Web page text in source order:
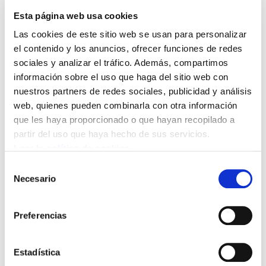
Esta página web usa cookies
Las cookies de este sitio web se usan para personalizar
el contenido y los anuncios, ofrecer funciones de redes
sociales y analizar el tráfico. Además, compartimos
información sobre el uso que haga del sitio web con
nuestros partners de redes sociales, publicidad y análisis
web, quienes pueden combinarla con otra información
que les haya proporcionado o que hayan recopilado a
partir del uso que haya hecho de sus servicios.
Necesario
Preferencias
Estadística
Un ejemplo especialmente significativo es la lucha por
un convenio propio para las trabajadoras y trabajadores
de los comedores colectivos.
La reforma de la Negociación Colectiva aprobada por
decreto en 2010 por el Gobierno del PSOE (ZP), a
petición de CCOO, UGT y las patronales, permitió que
los convenios estatales pudieran limitar o incluso
prohibir el desarrollo de convenios provinciales.
Aprovechando esa reforma, CCOO, UGT y las patronales
imposibilitando la negociación en ámbitos subestatales.
Como consecuencia, los convenios de hostelería y
comedores colectivos de todos los territorios de la
CAPV quedaban inhabilitados. CCOO y UGT, con
representación en la CAPV, impedían negociar a ELA y
LAB, que sumamos el 83% de la representación en la